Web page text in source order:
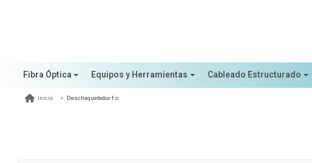
Fibra Óptica Equipos y Herramientas Cableado Estructurado
Inicio Deschaquetador f.o